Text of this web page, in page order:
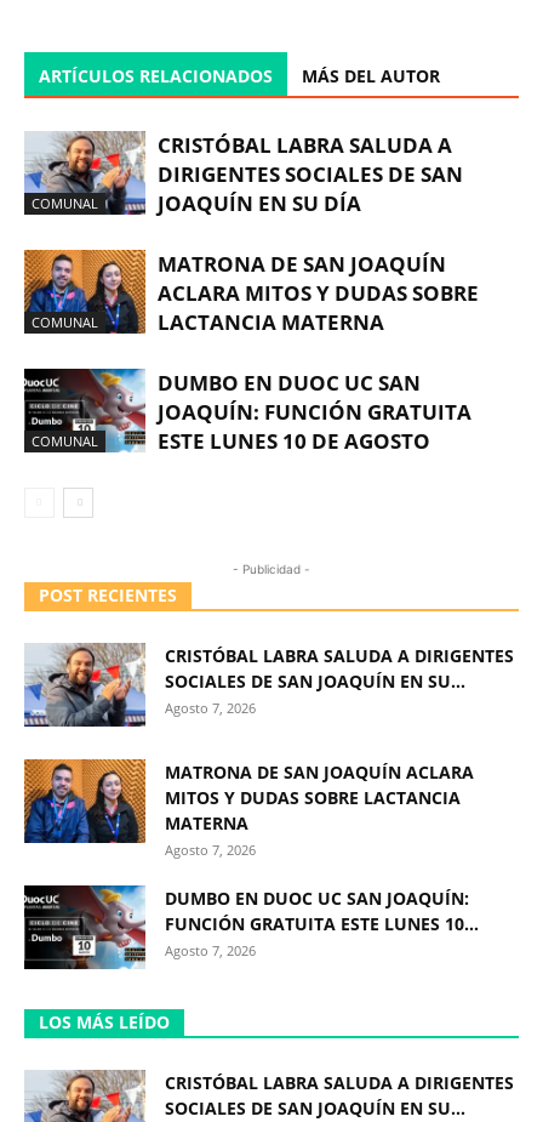
ARTÍCULOS RELACIONADOS MÁS DEL AUTOR
COMUNAL
CRISTÓBAL LABRA SALUDA A
DIRIGENTES SOCIALES DE SAN
JOAQUÍN EN SU DÍA
COMUNAL
MATRONA DE SAN JOAQUÍN
ACLARA MITOS Y DUDAS SOBRE
LACTANCIA MATERNA
COMUNAL
DUMBO EN DUOC UC SAN
JOAQUÍN: FUNCIÓN GRATUITA
ESTE LUNES 10 DE AGOSTO
- Publicidad -
POST RECIENTES
CRISTÓBAL LABRA SALUDA A DIRIGENTES
SOCIALES DE SAN JOAQUÍN EN SU...
Agosto 7, 2026
MATRONA DE SAN JOAQUÍN ACLARA
MITOS Y DUDAS SOBRE LACTANCIA
MATERNA
Agosto 7, 2026
DUMBO EN DUOC UC SAN JOAQUÍN:
FUNCIÓN GRATUITA ESTE LUNES 10...
Agosto 7, 2026
LOS MÁS LEÍDO
CRISTÓBAL LABRA SALUDA A DIRIGENTES
SOCIALES DE SAN JOAQUÍN EN SU...